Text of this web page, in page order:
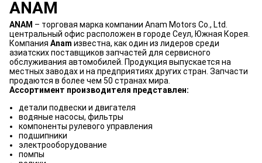
ANAM
ANAM – торговая марка компании Anam Motors Co., Ltd.
центральный офис расположен в городе Сеул, Южная Корея.
Компания Anam известна, как один из лидеров среди
азиатских поставщиков запчастей для сервисного
обслуживания автомобилей. Продукция выпускается на
местных заводах и на предприятиях других стран. Запчасти
продаются в более чем 50 странах мира.
Ассортимент производителя представлен:
детали подвески и двигателя
водяные насосы, фильтры
компоненты рулевого управления
подшипники
электрооборудование
помпы